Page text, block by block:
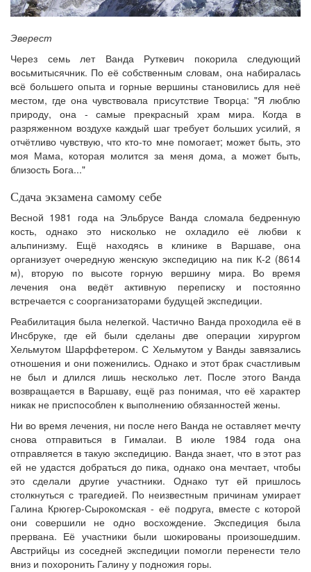
Эверест
Через семь лет Ванда Руткевич покорила следующий
восьмитысячник. По её собственным словам, она набиралась
всё большего опыта и горные вершины становились для неё
местом, где она чувствовала присутствие Творца: "Я люблю
природу, она - самые прекрасный храм мира. Когда в
разряженном воздухе каждый шаг требует больших усилий, я
отчётливо чувствую, что кто-то мне помогает; может быть, это
моя Мама, которая молится за меня дома, а может быть,
близость Бога..."
Сдача экзамена самому себе
Весной 1981 года на Эльбрусе Ванда сломала бедренную
кость, однако это нисколько не охладило её любви к
альпинизму. Ещё находясь в клинике в Варшаве, она
организует очередную женскую экспедицию на пик К-2 (8614
м), вторую по высоте горную вершину мира. Во время
лечения она ведёт активную переписку и постоянно
встречается с соорганизаторами будущей экспедиции.
Реабилитация была нелегкой. Частично Ванда проходила её в
Инсбруке, где ей были сделаны две операции хирургом
Хельмутом Шарффетером. С Хельмутом у Ванды завязались
отношения и они поженились. Однако и этот брак счастливым
не был и длился лишь несколько лет. После этого Ванда
возвращается в Варшаву, ещё раз понимая, что её характер
никак не приспособлен к выполнению обязанностей жены.
Ни во время лечения, ни после него Ванда не оставляет мечту
снова отправиться в Гималаи. В июле 1984 года она
отправляется в такую экспедицию. Ванда знает, что в этот раз
ей не удастся добраться до пика, однако она мечтает, чтобы
это сделали другие участники. Однако тут ей пришлось
столкнуться с трагедией. По неизвестным причинам умирает
Галина Крюгер-Сырокомская - её подруга, вместе с которой
они совершили не одно восхождение. Экспедиция была
прервана. Её участники были шокированы произошедшим.
Австрийцы из соседней экспедиции помогли перенести тело
вниз и похоронить Галину у подножия горы.